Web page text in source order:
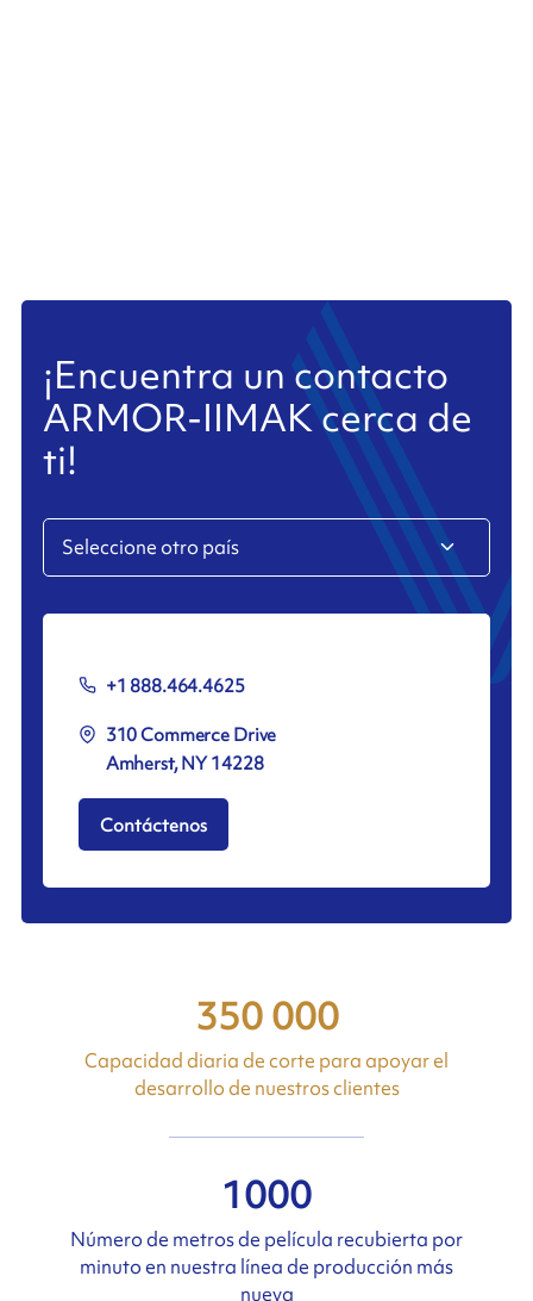
¡Encuentra un contacto
ARMOR-IIMAK cerca de
ti!
+1 888.464.4625
310 Commerce Drive
Amherst, NY 14228
Contáctenos
350 000
Capacidad diaria de corte para apoyar el
desarrollo de nuestros clientes
1000
Número de metros de película recubierta por
minuto en nuestra línea de producción más
nueva